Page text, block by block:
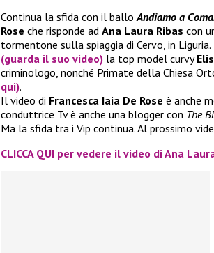
Continua la sfida con il ballo Andiamo a
Rose che risponde ad Ana Laura Ribas con
tormentone sulla spiaggia di Cervo, in
(guarda il suo video) la top model curvy
criminologo, nonché Primate della Chiesa
qui).
Il video di Francesca Iaia De Rose è anche
conduttrice Tv è anche una blogger con The
Ma la sfida tra i Vip continua. Al prossimo
CLICCA QUI per vedere il video di Ana